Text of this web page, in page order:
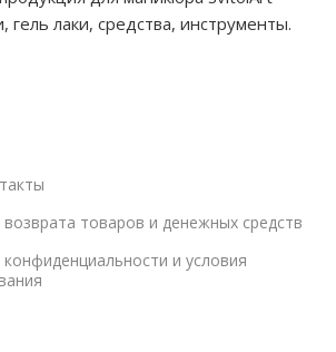
гель лаки, средства, инструменты.
возврата товаров и денежных средств
и условия